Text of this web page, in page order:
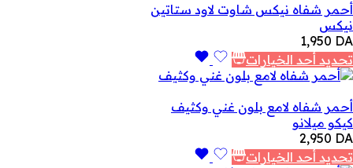
أحمر شفاه نيكس شاوت لاود ستاتين
نيكس
1,950 DA
تحديد أحد الخيارات
أحمر شفاه لامع بلون غني وكثيف
كيكو ميلانو
2,950 DA
تحديد أحد الخيارات